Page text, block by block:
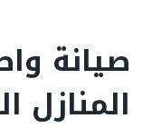
صيانة
المنازل